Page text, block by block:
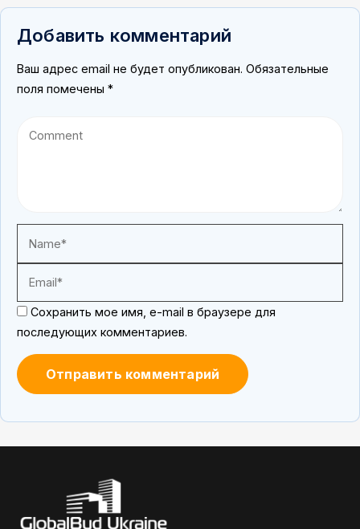
Добавить комментарий
Ваш адрес email не будет опубликован. Обязательные
поля помечены *
Сохранить мое имя, e-mail в браузере для
последующих комментариев.